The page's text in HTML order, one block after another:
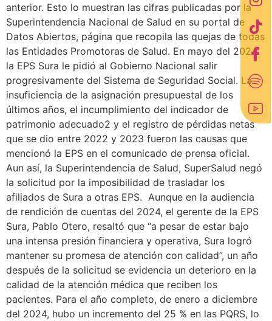
anterior. Esto lo muestran las cifras publicadas por la
Superintendencia Nacional de Salud en su portal de
Datos Abiertos, página que recopila las quejas de todas
las Entidades Promotoras de Salud. En mayo del 2024
la EPS Sura le pidió al Gobierno Nacional salir
progresivamente del Sistema de Seguridad Social. La
insuficiencia de la asignación presupuestal de los
últimos años, el incumplimiento del indicador de
patrimonio adecuado2 y el registro de pérdidas netas
que se dio entre 2022 y 2023 fueron las causas que
mencionó la EPS en el comunicado de prensa oficial.
Aun así, la Superintendencia de Salud, SuperSalud negó
la solicitud por la imposibilidad de trasladar los
afiliados de Sura a otras EPS. Aunque en la audiencia
de rendición de cuentas del 2024, el gerente de la EPS
Sura, Pablo Otero, resaltó que “a pesar de estar bajo
una intensa presión financiera y operativa, Sura logró
mantener su promesa de atención con calidad”, un año
después de la solicitud se evidencia un deterioro en la
calidad de la atención médica que reciben los
pacientes. Para el año completo, de enero a diciembre
del 2024, hubo un incremento del 25 % en las PQRS, lo